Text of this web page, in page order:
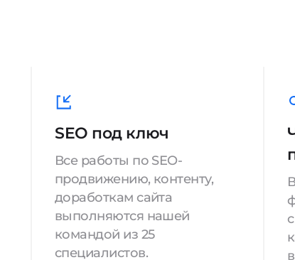
SEO под ключ
Все работы по SEO-
продвижению, контенту,
доработкам сайта
выполняются нашей
командой из 25
специалистов.